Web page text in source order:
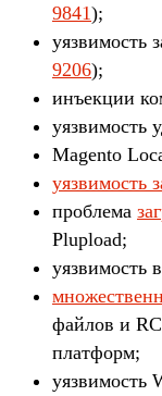
9841);
уязвимость
9206);
инъекции
уязвимость
Magento
уязвимость
проблема
Plupload;
уязвимость
файлов и
платформ;
уязвимость